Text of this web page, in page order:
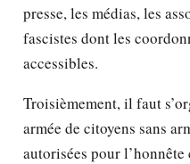
presse, les médias, les
fascistes dont les
accessibles.
Troisièmement, il faut
armée de citoyens sans
autorisées pour